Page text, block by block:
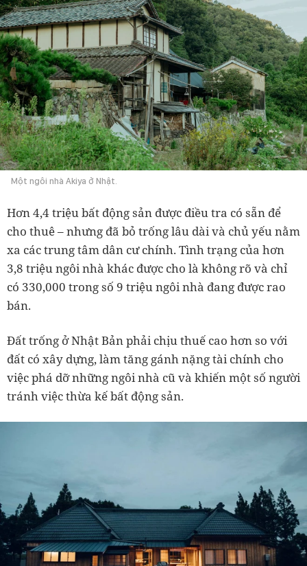
Một ngôi nhà Akiya ở Nhật.
Hơn 4,4 triệu bất động sản được điều tra có sẵn để
cho thuê – nhưng đã bỏ trống lâu dài và chủ yếu nằm
xa các trung tâm dân cư chính. Tình trạng của hơn
3,8 triệu ngôi nhà khác được cho là không rõ và chỉ
có 330,000 trong số 9 triệu ngôi nhà đang được rao
bán.
Đất trống ở Nhật Bản phải chịu thuế cao hơn so với
đất có xây dựng, làm tăng gánh nặng tài chính cho
việc phá dỡ những ngôi nhà cũ và khiến một số người
tránh việc thừa kế bất động sản.